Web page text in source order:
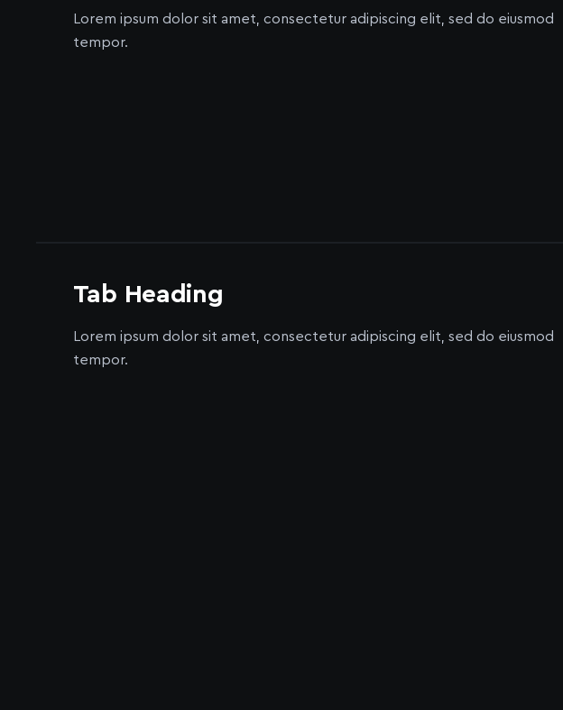
Lorem ipsum dolor sit amet, consectetur adipiscing elit, sed do eiusmod
tempor.
Tab Heading
Lorem ipsum dolor sit amet, consectetur adipiscing elit, sed do eiusmod
tempor.